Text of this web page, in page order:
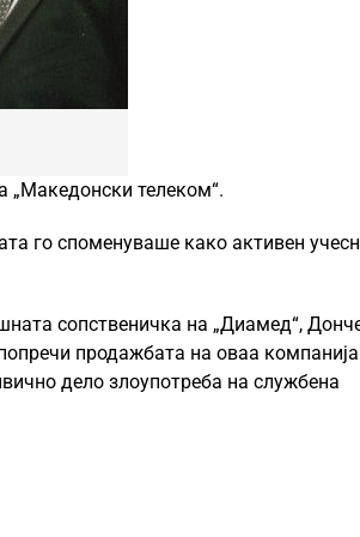
телеком“.
го споменуваше како активен
сопственичка на „Диамед“,
продажбата на оваа
дело злоупотреба на службена